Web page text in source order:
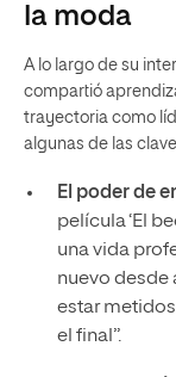
la moda
A lo largo de su
compartió
trayectoria como
algunas de las
El poder de
película ‘El
una vida
nuevo desde
estar
el final”.